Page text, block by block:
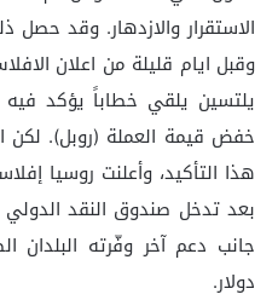
وقبل ايام قليلة من اعلان
يلتسين يلقي خطاباً يؤكد
خفض قيمة العملة (روبل). لكن
هذا التأكيد، وأعلنت روسيا
دولار.